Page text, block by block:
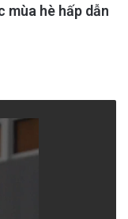
mùa hè hấp dẫn